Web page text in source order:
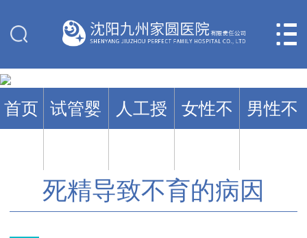
 网站首页
医院介绍
就医指南

首页 试管婴 人工授 女性不 男性不
死精导致不育的病因